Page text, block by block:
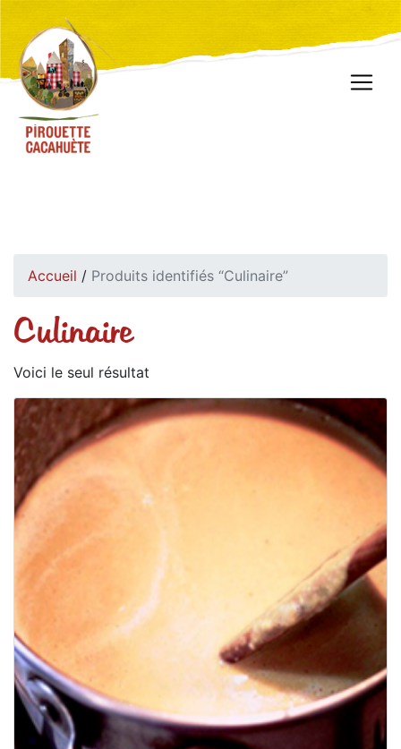
Accueil / Produits identifiés “Culinaire”
Culinaire
Voici le seul résultat